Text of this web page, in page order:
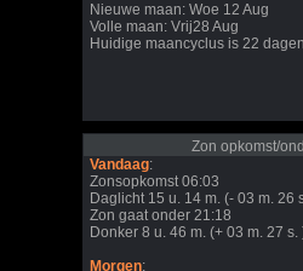
Nieuwe maan: Woe 12 Aug
Volle maan: Vrij28 Aug
Huidige maancyclus is 22
Zon opkomst/
Vandaag:
Zonsopkomst 06:03
Daglicht 15 u. 14 m. (- 03 m. 26
Zon gaat onder 21:18
Donker 8 u. 46 m. (+ 03 m. 27 s.
Morgen: